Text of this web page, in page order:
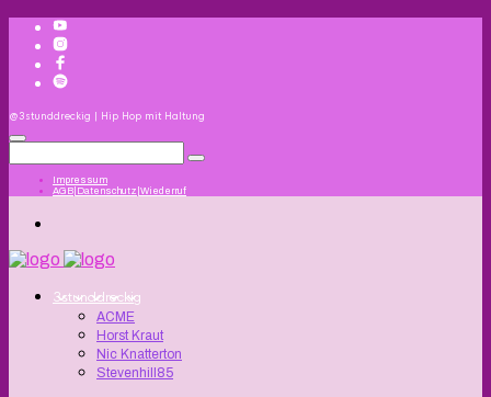
@3stunddreckig | Hip Hop mit Haltung
Impressum
AGB|Datenschutz|Wiederruf
3stunddreckig
ACME
Horst Kraut
Nic Knatterton
Stevenhill85